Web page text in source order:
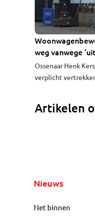
weg vanwege
Ossenaar Henk
verplicht
Dat wordt
Artikelen
Nieuws
Net binnen